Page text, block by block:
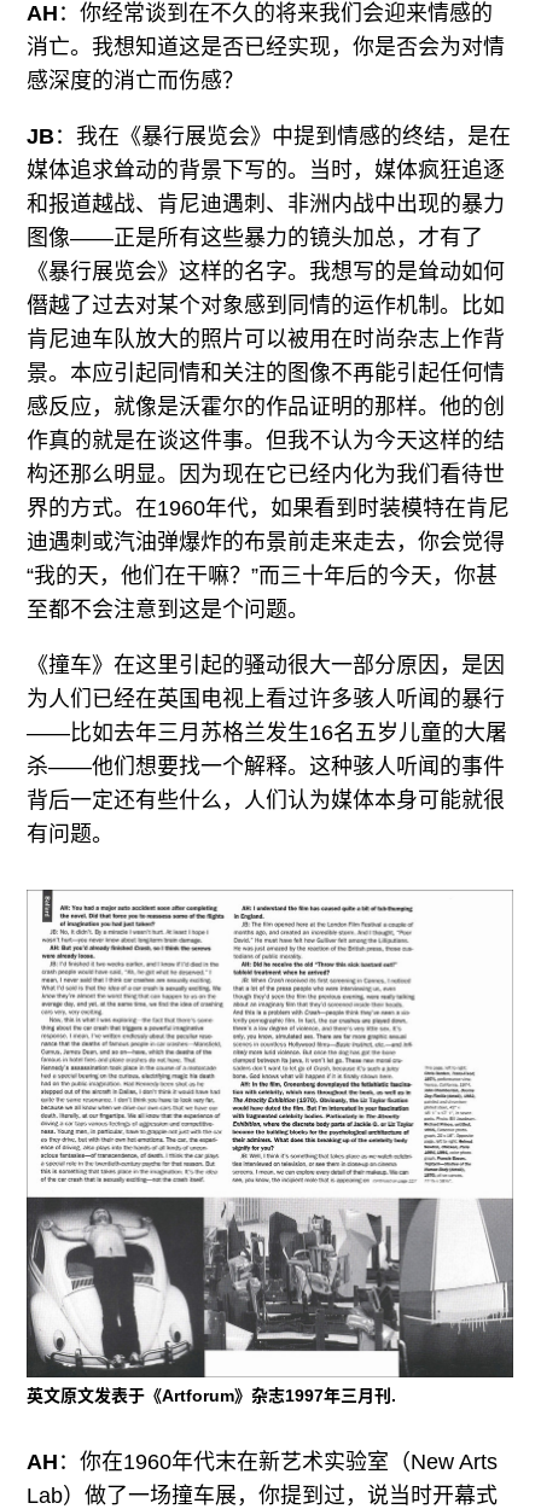
AH ：你经常谈到在不久的将来我们会迎来情感的
消亡。我想知道这是否已经实现，你是否会为对情
感深度的消亡而伤感？
JB：我在《暴行展览会》中提到情感的终结，是在
媒体追求耸动的背景下写的。当时，媒体疯狂追逐
和报道越战、肯尼迪遇刺、非洲内战中出现的暴力
图像——正是所有这些暴力的镜头加总，才有了
《暴行展览会》这样的名字。我想写的是耸动如何
僭越了过去对某个对象感到同情的运作机制。比如
肯尼迪车队放大的照片可以被用在时尚杂志上作背
景。本应引起同情和关注的图像不再能引起任何情
感反应，就像是沃霍尔的作品证明的那样。他的创
作真的就是在谈这件事。但我不认为今天这样的结
构还那么明显。因为现在它已经内化为我们看待世
界的方式。在1960年代，如果看到时装模特在肯尼
迪遇刺或汽油弹爆炸的布景前走来走去，你会觉得
“我的天，他们在干嘛？”而三十年后的今天，你甚
至都不会注意到这是个问题。
《撞车》在这里引起的骚动很大一部分原因，是因
为人们已经在英国电视上看过许多骇人听闻的暴行
——比如去年三月苏格兰发生16名五岁儿童的大屠
杀——他们想要找一个解释。这种骇人听闻的事件
背后一定还有些什么，人们认为媒体本身可能就很
有问题。
英文原文发表于《Artforum》杂志1997年三月刊.
AH ：你在1960年代末在新艺术实验室（New Arts
Lab）做了一场撞车展，你提到过，说当时开幕式